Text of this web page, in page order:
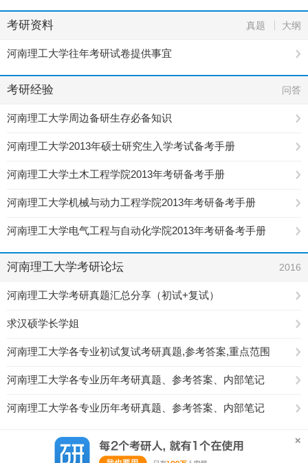
考研资料 真题 大纲
河南理工大学往年考研试卷提供事宜
考研经验 问答
河南理工大学周边备研生存必备知识
河南理工大学2013年硕士研究生入学考试备考手册
河南理工大学土木工程学院2013年考研备考手册
河南理工大学机械与动力工程学院2013年考研备考手册
河南理工大学电气工程与自动化学院2013年考研备考手册
河南理工大学考研论坛 2016
河南理工大学考研真题汇总分享（初试+复试）
求汉硕学长学姐
河南理工大学各专业初试复试考研真题,参考答案,重点范围
河南理工大学各专业历年考研真题、参考答案、内部笔记
河南理工大学各专业历年考研真题、参考答案、内部笔记